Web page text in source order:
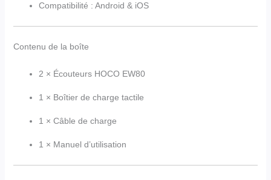
Compatibilité : Android & iOS
Contenu de la boîte
2 × Écouteurs HOCO EW80
1 × Boîtier de charge tactile
1 × Câble de charge
1 × Manuel d’utilisation